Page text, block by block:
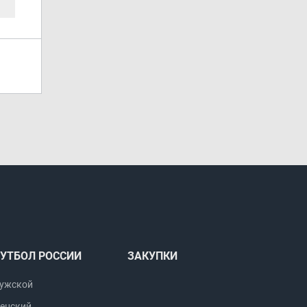
РОССИИ ЗАКУПКИ